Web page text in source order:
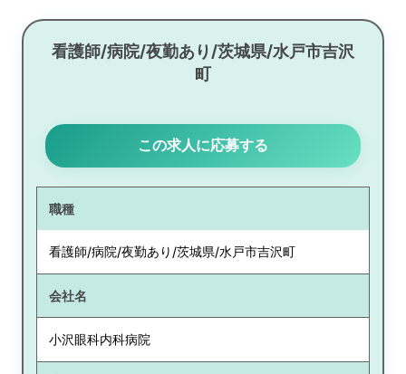
看護師/病院/夜勤あり/茨城県/水戸市吉沢
町
この求人に応募する
職種
看護師/病院/夜勤あり/茨城県/水戸市吉沢町
会社名
小沢眼科内科病院